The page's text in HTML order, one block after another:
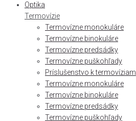
Optika
Termovízie
Termovízne monokuláre
Termovízne binokuláre
Termovízne predsádky
Termovízne puškohľady
Príslušenstvo k termovíziam
Termovízne monokuláre
Termovízne binokuláre
Termovízne predsádky
Termovízne puškohľady